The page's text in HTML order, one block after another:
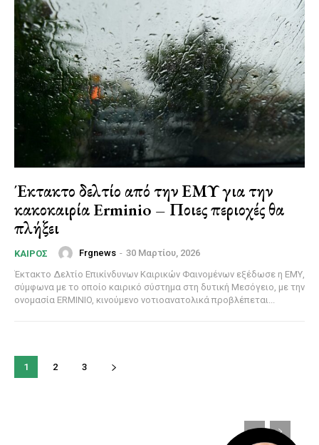
Έκτακτο δελτίο από την ΕΜΥ για την
κακοκαιρία Erminio – Ποιες περιοχές θα
πλήξει
ΚΑΙΡΌΣ Frgnews - 30 Μαρτίου, 2026
Έκτακτο Δελτίο Επικίνδυνων Καιρικών Φαινομένων εξέδωσε η ΕΜΥ,
σύμφωνα με το οποίο καιρικό σύστημα στη δυτική Μεσόγειο, με την
ονομασία ERMINIO, κινούμενο νοτιοανατολικά προβλέπεται...
1 2 3